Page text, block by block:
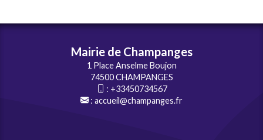
Mairie de Champanges
1 Place Anselme Boujon
74500 CHAMPANGES
: +33450734567
: accueil@champanges.fr